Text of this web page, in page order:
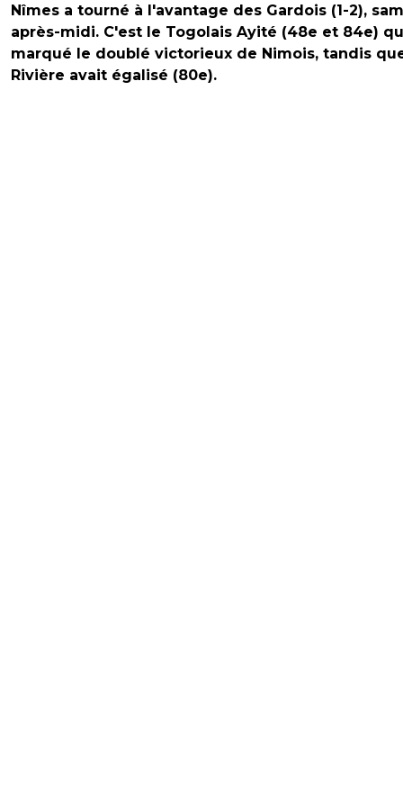
Nîmes a tourné à l'avantage des Gardois (1-2),
après-midi. C'est le Togolais Ayité (48e et 84e)
marqué le doublé victorieux de Nimois, tandis
Rivière avait égalisé (80e).